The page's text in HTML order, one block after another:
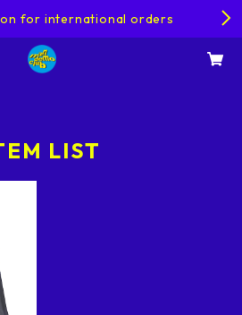
for international orders
LIST